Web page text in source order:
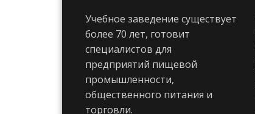
Учебное заведение существует
более 70 лет, готовит
специалистов для
предприятий пищевой
промышленности,
общественного питания и
торговли.